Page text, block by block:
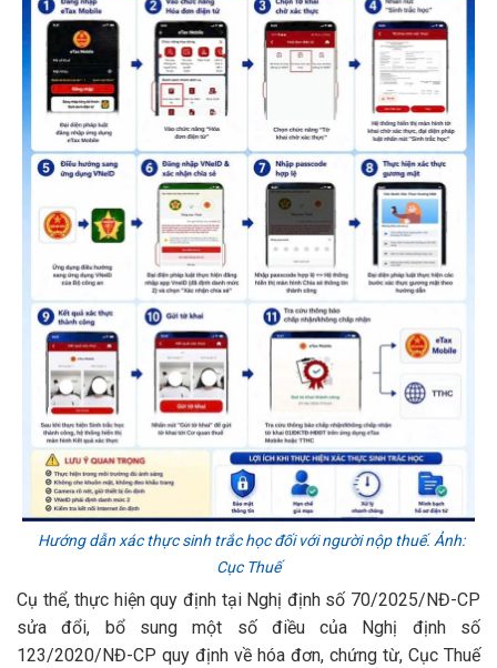
Hướng dẫn xác thực sinh trắc học đối với người nộp thuế. Ảnh:
Cục Thuế
Cụ thể, thực hiện quy định tại Nghị định số 70/2025/NĐ-CP
sửa đổi, bổ sung một số điều của Nghị định số
123/2020/NĐ-CP quy định về hóa đơn, chứng từ, Cục Thuế